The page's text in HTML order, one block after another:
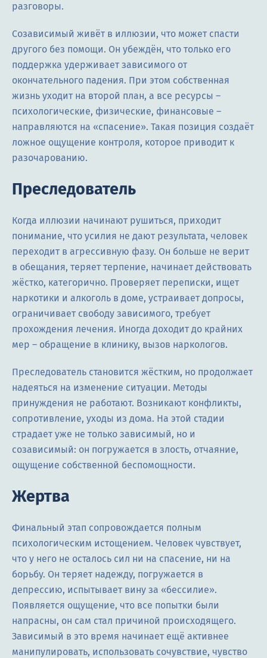
разговоры.
Созависимый живёт в иллюзии, что может спасти
другого без помощи. Он убеждён, что только его
поддержка удерживает зависимого от
окончательного падения. При этом собственная
жизнь уходит на второй план, а все ресурсы –
психологические, физические, финансовые –
направляются на «спасение». Такая позиция создаёт
ложное ощущение контроля, которое приводит к
разочарованию.
Преследователь
Когда иллюзии начинают рушиться, приходит
понимание, что усилия не дают результата, человек
переходит в агрессивную фазу. Он больше не верит
в обещания, теряет терпение, начинает действовать
жёстко, категорично. Проверяет переписки, ищет
наркотики и алкоголь в доме, устраивает допросы,
ограничивает свободу зависимого, требует
прохождения лечения. Иногда доходит до крайних
мер – обращение в клинику, вызов наркологов.
Преследователь становится жёстким, но продолжает
надеяться на изменение ситуации. Методы
принуждения не работают. Возникают конфликты,
сопротивление, уходы из дома. На этой стадии
страдает уже не только зависимый, но и
созависимый: он погружается в злость, отчаяние,
ощущение собственной беспомощности.
Жертва
Финальный этап сопровождается полным
психологическим истощением. Человек чувствует,
что у него не осталось сил ни на спасение, ни на
борьбу. Он теряет надежду, погружается в
депрессию, испытывает вину за «бессилие».
Появляется ощущение, что все попытки были
напрасны, он сам стал причиной происходящего.
Зависимый в это время начинает ещё активнее
манипулировать, использовать сочувствие, чувство